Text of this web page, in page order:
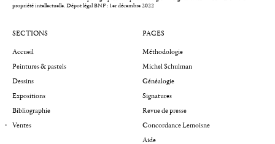
propriété intellectuelle.Dépot légal BNF : 1er décembre 2022
SECTIONS
Accueil
Peintures & pastels
Dessins
Expositions
Bibliographie
Ventes
PAGES
Méthodologie
Michel Schulman
Généalogie
Signatures
Revue de presse
Concordance Lemoisne
Aide